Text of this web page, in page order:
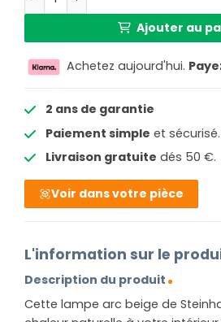
Ajouter au
Achetez aujourd'hui.
2 ans de garantie
Paiement simple et sécurisé.
Livraison gratuite dés 50 €.
Voir dans votre pièce
L'information sur le
Description du produit
Cette lampe arc beige de